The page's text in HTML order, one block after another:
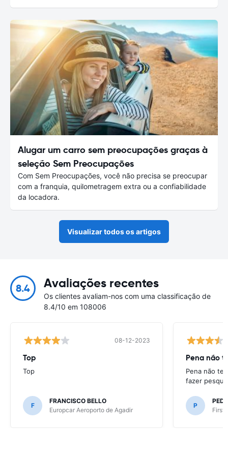
Alugar um carro sem preocupações graças à
seleção Sem Preocupações
Com Sem Preocupações, você não precisa se preocupar
com a franquia, quilometragem extra ou a confiabilidade
da locadora.
Visualizar todos os artigos
8.4 Avaliações recentes
Os clientes avaliam-nos com uma classificação de
8.4/10 em 108006
08-12-2023
Top
Top
F
FRANCISCO BELLO
Europcar Aeroporto de Agadir
Pena não
Pena não
fazer
P
First